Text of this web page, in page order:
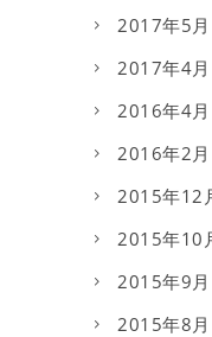
2017年5月
2017年4月
2016年4月
2016年2月
2015年12
2015年10
2015年9月
2015年8月